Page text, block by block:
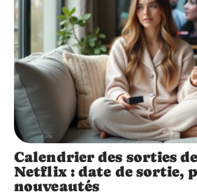
Calendrier des sorties
Netflix : date de sortie,
nouveautés